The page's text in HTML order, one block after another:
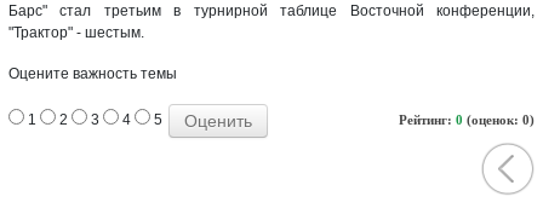
Барс" стал третьим в турнирной таблице Восточной конференции,
"Трактор" - шестым.
Оцените важность темы
Рейтинг: 0 (оценок: 0)
1 2 3 4 5